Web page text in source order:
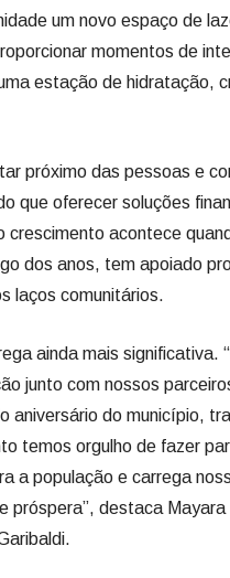
um novo espaço de
momentos de
estação de hidratação,
próximo das pessoas e
que oferecer soluções
acontece
dos anos, tem apoiado
laços comunitários.
ainda mais significativa.
junto com nossos
do município,
temos orgulho de fazer
a população e carrega
próspera”, destaca Mayara